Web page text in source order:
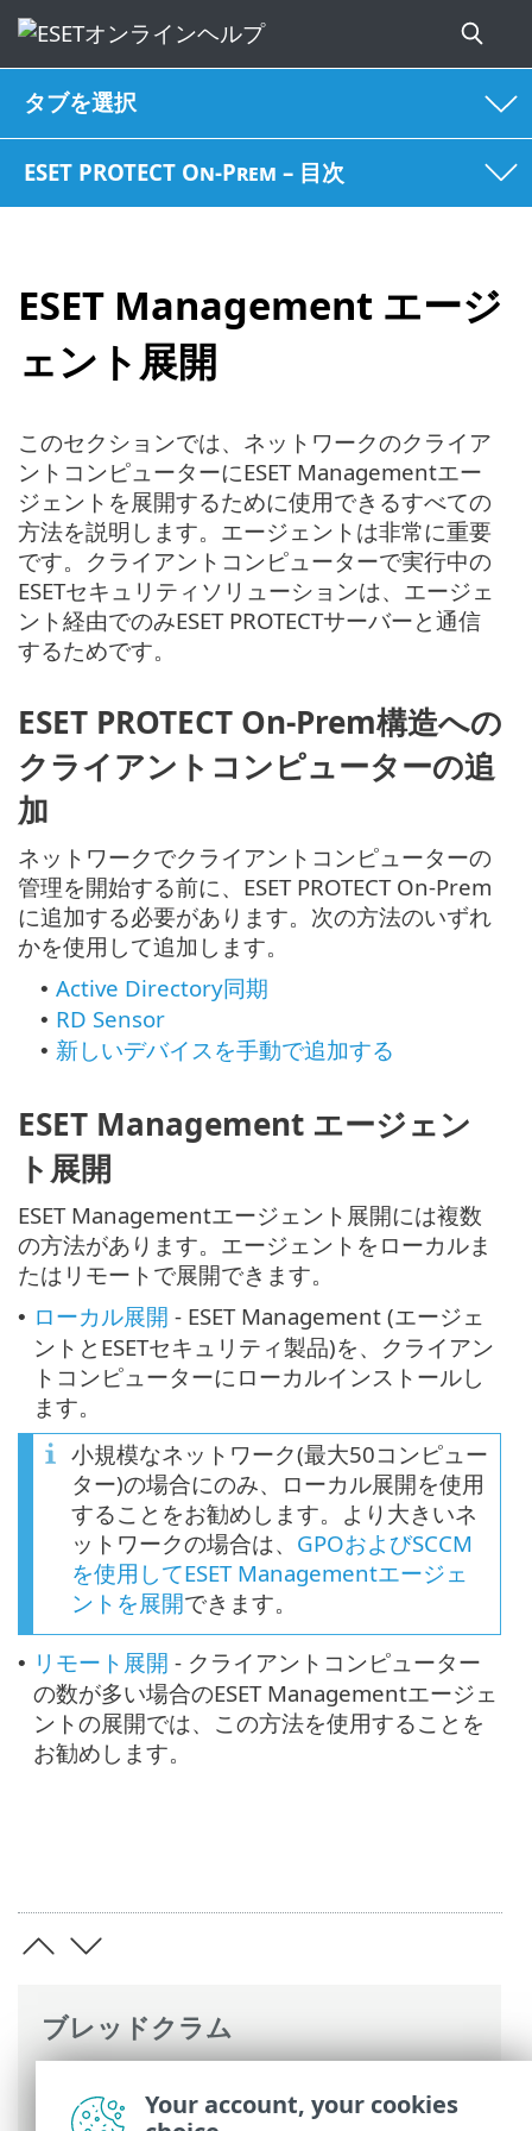
タブを選択
ESET PROTECT On-Prem – 目次
ESET Management エージ
ェント展開
ブレッドクラム
On-Prem
>始めましょう> ESET
このセクションでは、ネットワークのクライア
ントコンピューターにESET Managementエー
ジェントを展開するために使用できるすべての
方法を説明します。エージェントは非常に重要
です。クライアントコンピューターで実行中の
ESETセキュリティソリューションは、エージェ
ント経由でのみESET PROTECTサーバーと通信
するためです。
ESET PROTECT On-Prem構造への
クライアントコンピューターの追
加
ネットワークでクライアントコンピューターの
管理を開始する前に、ESET PROTECT On-Prem
に追加する必要があります。次の方法のいずれ
かを使用して追加します。
• Active Directory同期
• RD Sensor
• 新しいデバイスを手動で追加する
ESET Management エージェン
ト展開
ESET Managementエージェント展開には複数
の方法があります。エージェントをローカルま
たはリモートで展開できます。
• ローカル展開 - ESET Management (エージェ
ントとESETセキュリティ製品)を、クライアン
トコンピューターにローカルインストールし
ます。
小規模なネットワーク(最大50コンピュー
ター)の場合にのみ、ローカル展開を使用
することをお勧めします。より大きいネ
ットワークの場合は、 GPOおよびSCCM
を使用してESET Managementエージェ
ントを展開できます。
• リモート展開 - クライアントコンピューター
の数が多い場合のESET Managementエージェ
ントの展開では、この方法を使用することを
お勧めします。
Your account, your cookies